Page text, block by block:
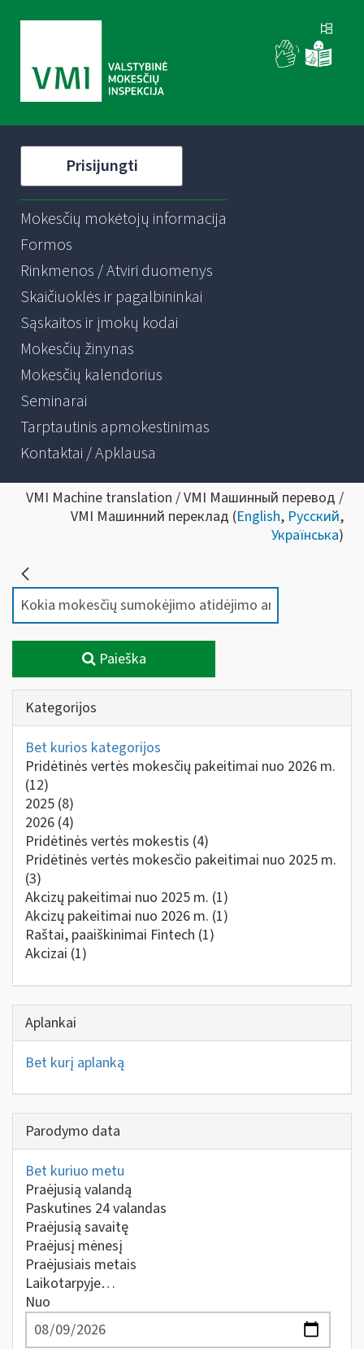
Prisijungti
Mokesčių mokėtojų informacija
Formos
Rinkmenos / Atviri duomenys
Skaičiuoklės ir pagalbininkai
Sąskaitos ir įmokų kodai
Mokesčių žinynas
Mokesčių kalendorius
Seminarai
Tarptautinis apmokestinimas
Kontaktai / Apklausa
VMI Machine translation / VMI Машинный перевод /
VMI Машинний переклад (English, Русский,
Українська)
Paieška
Kategorijos
Bet kurios kategorijos
Pridėtinės vertės mokesčių pakeitimai nuo 2026 m.
(12)
2025 (8)
2026 (4)
Pridėtinės vertės mokestis (4)
Pridėtinės vertės mokesčio pakeitimai nuo 2025 m.
(3)
Akcizų pakeitimai nuo 2025 m. (1)
Akcizų pakeitimai nuo 2026 m. (1)
Raštai, paaiškinimai Fintech (1)
Akcizai (1)
Aplankai
Bet kurį aplanką
Parodymo data
Bet kuriuo metu
Praėjusią valandą
Paskutines 24 valandas
Praėjusią savaitę
Praėjusį mėnesį
Praėjusiais metais
Laikotarpyje…
Nuo